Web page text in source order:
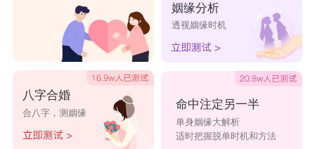
八字合婚
合八字，测姻缘
姻缘分析
透视姻缘时机
命中注定另一半
单身姻缘大解析
适时把握脱单时机和方法